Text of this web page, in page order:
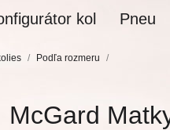
Pneu
kol
/ Podľa rozmeru /
McGard